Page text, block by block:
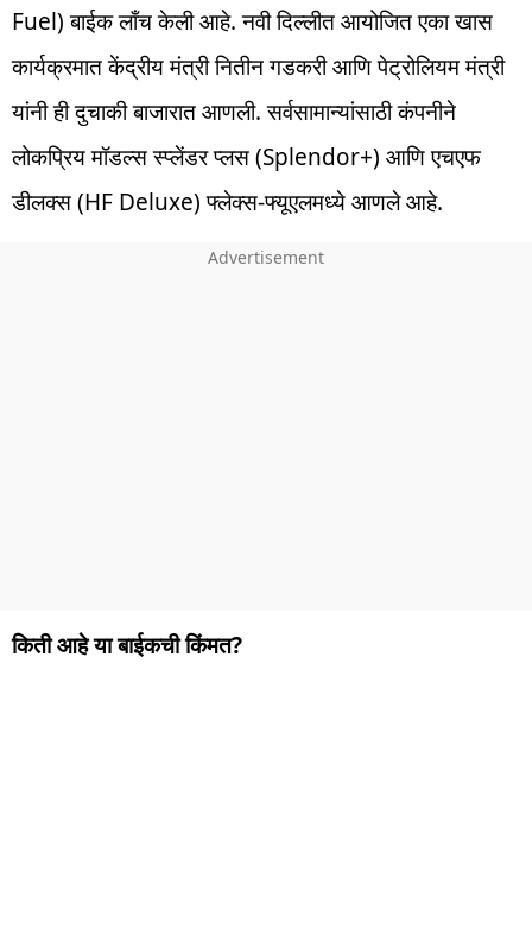
Fuel) बाईक लाँच केली आहे. नवी दिल्लीत आयोजित एका खास
कार्यक्रमात केंद्रीय मंत्री नितीन गडकरी आणि पेट्रोलियम मंत्री
यांनी ही दुचाकी बाजारात आणली. सर्वसामान्यांसाठी कंपनीने
लोकप्रिय मॉडल्स स्प्लेंडर प्लस (Splendor+) आणि एचएफ
डीलक्स (HF Deluxe) फ्लेक्स-फ्यूएलमध्ये आणले आहे.
किती आहे या बाईकची किंमत?